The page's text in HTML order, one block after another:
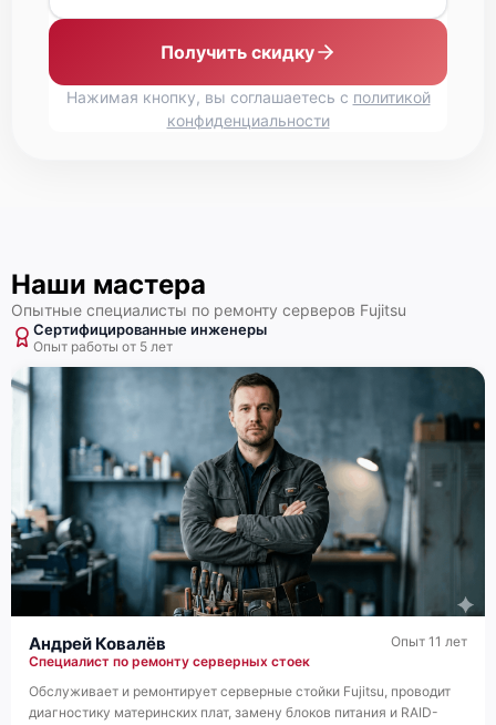
Fujitsu Primergy TX1330 M1
Fujitsu Primergy TX1320 M4
Fujitsu Primergy TX1320 M3
Fujitsu Primergy TX1320 M2
Получить скидку
Нажимая кнопку, вы соглашаетесь с политикой
конфиденциальности
Наши мастера
Опытные специалисты по ремонту серверов Fujitsu
Сертифицированные инженеры
Опыт работы от 5 лет
Андрей Ковалёв
Специалист по ремонту серверных стоек
Опыт 11 лет
Обслуживает и ремонтирует серверные стойки Fujitsu, проводит
диагностику материнских плат, замену блоков питания и RAID-